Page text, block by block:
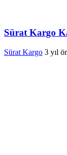
Sürat Kargo
Sürat Kargo 3 yıl